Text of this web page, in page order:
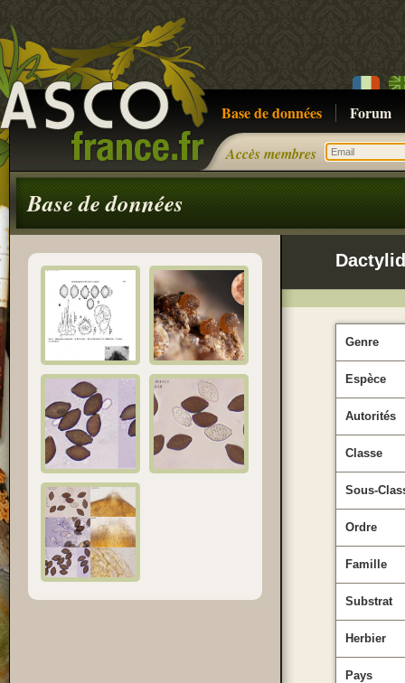
Base de données Forum
Accès membres
Base de données
Genre
Espèce
Autorités
Classe
Sous-
Ordre
Famille
Substrat
Herbier
Pays